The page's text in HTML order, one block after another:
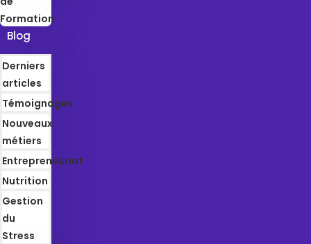
Formation
Blog
Derniers
articles
Témoignages
Nouveaux
métiers
Entrepreneuriat
Nutrition
Gestion
du
Stress